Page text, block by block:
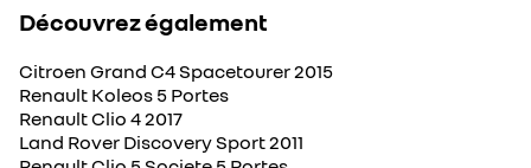
Découvrez également
Citroen Grand C4 Spacetourer 2015
Renault Koleos 5 Portes
Renault Clio 4 2017
Land Rover Discovery Sport 2011